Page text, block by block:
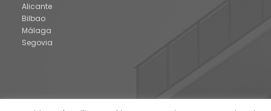
Alicante
Bilbao
Málaga
Segovia